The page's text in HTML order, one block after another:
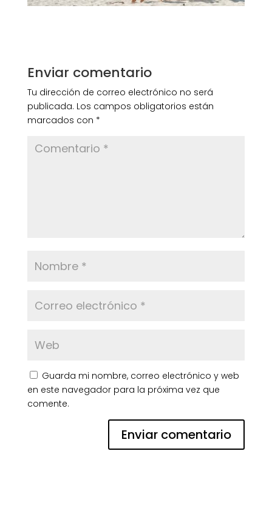
Enviar comentario
Tu dirección de correo electrónico no será
publicada. Los campos obligatorios están
marcados con *
Guarda mi nombre, correo electrónico y web
en este navegador para la próxima vez que
comente.